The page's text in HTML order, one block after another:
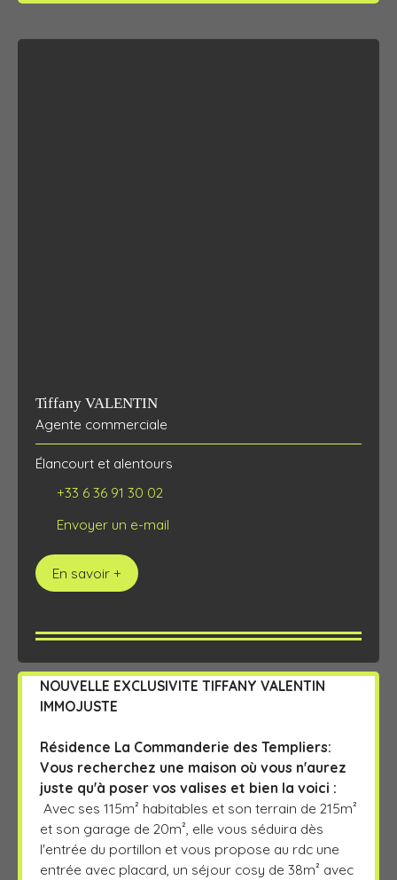
Tiffany VALENTIN
Agente commerciale
Élancourt et alentours
+33 6 36 91 30 02
Envoyer un e-mail
En savoir +
NOUVELLE EXCLUSIVITE TIFFANY VALENTIN
IMMOJUSTE
Résidence La Commanderie des Templiers:
Vous recherchez une maison où vous n'aurez
juste qu'à poser vos valises et bien la voici :
Avec ses 115m² habitables et son terrain de 215m²
et son garage de 20m², elle vous séduira dès
l'entrée du portillon et vous propose au rdc une
entrée avec placard, un séjour cosy de 38m² avec